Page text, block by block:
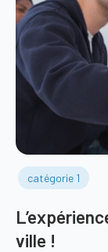
catégorie 1
ville !